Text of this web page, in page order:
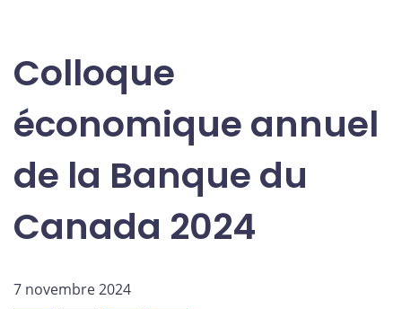
Colloque
économique annuel
de la Banque du
Canada 2024
7 novembre 2024